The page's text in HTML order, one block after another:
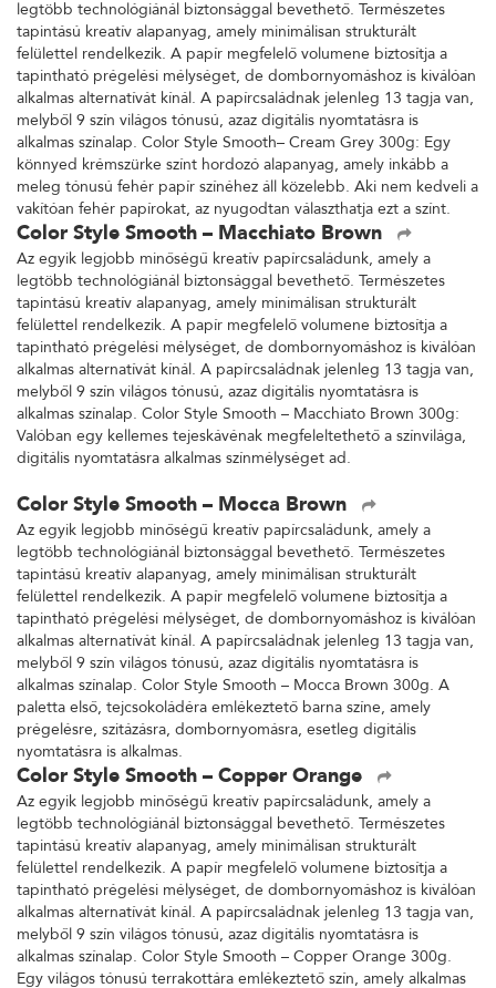
legtöbb technológiánál biztonsággal bevethető. Természetes
tapintású kreatív alapanyag, amely minimálisan strukturált
felülettel rendelkezik. A papír megfelelő volumene biztosítja a
tapintható prégelési mélységet, de dombornyomáshoz is kiválóan
alkalmas alternatívát kínál. A papírcsaládnak jelenleg 13 tagja van,
melyből 9 szín világos tónusú, azaz digitális nyomtatásra is
alkalmas színalap. Color Style Smooth– Cream Grey 300g: Egy
könnyed krémszürke színt hordozó alapanyag, amely inkább a
meleg tónusú fehér papír színéhez áll közelebb. Aki nem kedveli a
vakítóan fehér papírokat, az nyugodtan választhatja ezt a színt.
Color Style Smooth – Macchiato Brown
Az egyik legjobb minőségű kreatív papírcsaládunk, amely a
legtöbb technológiánál biztonsággal bevethető. Természetes
tapintású kreatív alapanyag, amely minimálisan strukturált
felülettel rendelkezik. A papír megfelelő volumene biztosítja a
tapintható prégelési mélységet, de dombornyomáshoz is kiválóan
alkalmas alternatívát kínál. A papírcsaládnak jelenleg 13 tagja van,
melyből 9 szín világos tónusú, azaz digitális nyomtatásra is
alkalmas színalap. Color Style Smooth – Macchiato Brown 300g:
Valóban egy kellemes tejeskávénak megfeleltethető a színvilága,
digitális nyomtatásra alkalmas színmélységet ad.
Color Style Smooth – Mocca Brown
Az egyik legjobb minőségű kreatív papírcsaládunk, amely a
legtöbb technológiánál biztonsággal bevethető. Természetes
tapintású kreatív alapanyag, amely minimálisan strukturált
felülettel rendelkezik. A papír megfelelő volumene biztosítja a
tapintható prégelési mélységet, de dombornyomáshoz is kiválóan
alkalmas alternatívát kínál. A papírcsaládnak jelenleg 13 tagja van,
melyből 9 szín világos tónusú, azaz digitális nyomtatásra is
alkalmas színalap. Color Style Smooth – Mocca Brown 300g. A
paletta első, tejcsokoládéra emlékeztető barna színe, amely
prégelésre, szitázásra, dombornyomásra, esetleg digitális
nyomtatásra is alkalmas.
Color Style Smooth – Copper Orange
Az egyik legjobb minőségű kreatív papírcsaládunk, amely a
legtöbb technológiánál biztonsággal bevethető. Természetes
tapintású kreatív alapanyag, amely minimálisan strukturált
felülettel rendelkezik. A papír megfelelő volumene biztosítja a
tapintható prégelési mélységet, de dombornyomáshoz is kiválóan
alkalmas alternatívát kínál. A papírcsaládnak jelenleg 13 tagja van,
melyből 9 szín világos tónusú, azaz digitális nyomtatásra is
alkalmas színalap. Color Style Smooth – Copper Orange 300g.
Egy világos tónusú terrakottára emlékeztető szín, amely alkalmas